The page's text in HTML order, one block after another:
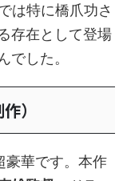
は特に橋爪功さ
存在として登場
でした。
）
豪華です。本作